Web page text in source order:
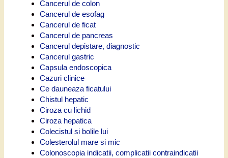
Cancerul de colon
Cancerul de esofag
Cancerul de ficat
Cancerul de pancreas
Cancerul depistare, diagnostic
Cancerul gastric
Capsula endoscopica
Cazuri clinice
Ce dauneaza ficatului
Chistul hepatic
Ciroza cu lichid
Ciroza hepatica
Colecistul si bolile lui
Colesterolul mare si mic
Colonoscopia indicatii, complicatii contraindicatii